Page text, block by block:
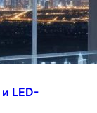
LED-